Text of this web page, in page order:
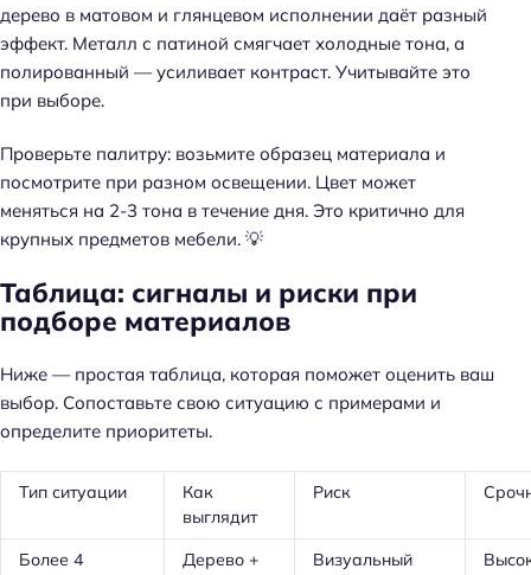
дерево в матовом и глянцевом исполнении даёт разный
эффект. Металл с патиной смягчает холодные тона, а
полированный — усиливает контраст. Учитывайте это
при выборе.
Проверьте палитру: возьмите образец материала и
посмотрите при разном освещении. Цвет может
меняться на 2-3 тона в течение дня. Это критично для
крупных предметов мебели. 💡
Таблица: сигналы и риски при
подборе материалов
Ниже — простая таблица, которая поможет оценить ваш
выбор. Сопоставьте свою ситуацию с примерами и
определите приоритеты.
Тип ситуации
Как
выглядит
Риск
Более 4
Дерево +
Визуальный